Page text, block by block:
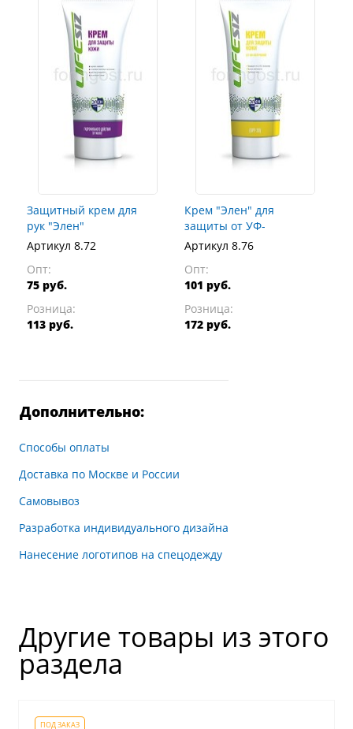
Защитный крем для
рук "Элен"
гидрофильн.
действ. (от масел),
туба 100 мл
Артикул 8.72
Опт:
75 руб.
Розница:
113 руб.
Крем "Элен" для
защиты от УФ-
лучей, туба 100 мл
Артикул 8.76
Опт:
101 руб.
Розница:
172 руб.
Дополнительно:
Способы оплаты
Доставка по Москве и России
Самовывоз
Разработка индивидуального дизайна
Нанесение логотипов на спецодежду
Другие товары из этого
раздела